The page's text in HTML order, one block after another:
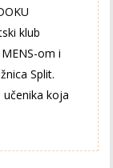
klub
om i
Split.
koja